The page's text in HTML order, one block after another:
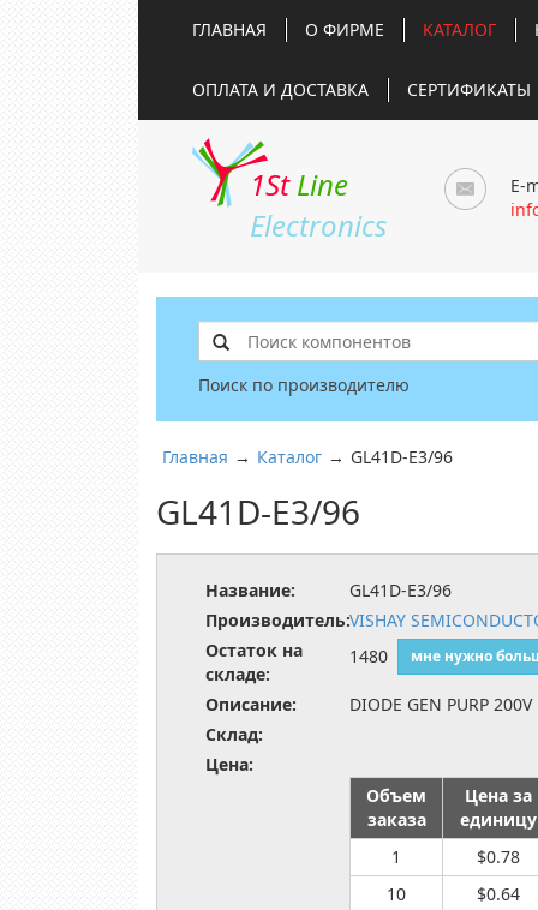
ГЛАВНАЯ О ФИРМЕ КАТАЛОГ
ОПЛАТА И ДОСТАВКА СЕРТИФИКАТЫ
1St Line
Electronics
E-
Поиск по производителю
Главная → Каталог → GL41D-E3/96
GL41D-E3/96
Название:
GL41D-E3/96
Производитель:VISHAY
Остаток на
складе:
1480 мне нужно
Описание:
DIODE GEN PURP
Склад:
Цена:
Объем
заказа
Цена за
единицу
1
$0.78
10
$0.64